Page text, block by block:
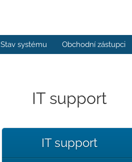
Stav systému Obchodní zástupci
IT support
IT support